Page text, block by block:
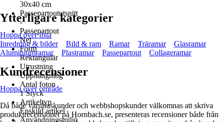
30x40 cm
Passepartoututsnitt
-
Passepartout
Nej
Form
Rektangulär
Utrustning
Upphängning
Antal foton
1 Styck
Artikeltyp
Enskild artikel
Användningsmiljö
Ytterligare kategorier
Hoppa över lista
Inredning & bilder
Bild & ram Ramar Träramar
Glasramar
Aluminiumramar
Plastramar Passepartout Collageramar
Kundrecensioner
Hoppa över område
Då både varuhuskunder och webbshopskunder välkomnas att skriva
produktrecensioner på Hornbach.se, presenteras recensioner både från